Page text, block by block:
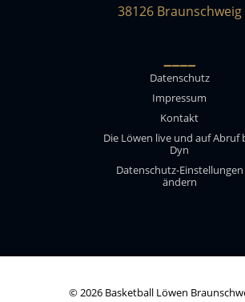
38126 Braunschweig
____
Datenschutz
Impressum
Kontakt
Die Löwen live und auf Abruf
Dyn
Datenschutz-Einstellungen
ändern
© 2026 Basketball Löwen